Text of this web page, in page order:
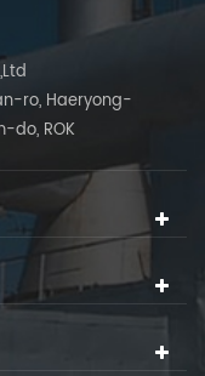
ro, Haeryong-
do, ROK